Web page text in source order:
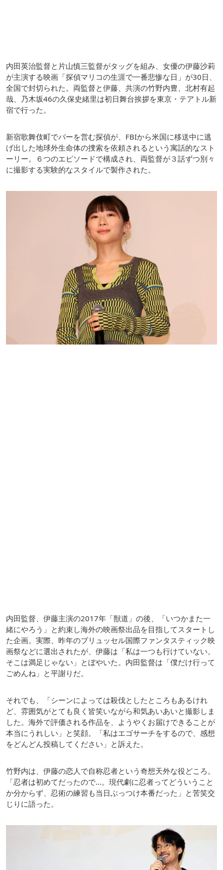
内田英治監督と片山慎三監督がタッグを組み、女優の伊藤沙莉
が主演する映画「探偵マリコの生涯で一番悲惨な日」が30日、
全国で封切られた。両監督と伊藤、共演の竹野内豊、北村有起
哉、乃木坂46の久保史緒里は初日舞台挨拶を東京・テアトル新
宿で行った。
新宿歌舞伎町でバーを営む探偵が、FBIから米国に移送中に逃
げ出した地球外生命体の捜索を依頼されるという寓話的なスト
ーリー。６つのエピソードで構成され、両監督が３話ずつ別々
に撮影する実験的なスタイルで製作された。
内田監督、伊藤主演の2017年「獣道」の後、「いつかまた一
緒にやろう」と約束し海外の映画祭出品を目指してスタートし
た企画。実際、昨年のブリュッセル国際ファンタスティック映
画祭などに選出されたが、伊藤は「私は一つも行けていない。
そこは満足じゃない」とぼやいた。内田監督は「僕だけ行って
ごめんね」と平謝りだ。
それでも、「シーンによっては殺伐としたところもあるけれ
ど、雰囲気がとても良く皆笑いながら和気あいあいと撮影しま
した。海外で評価される作品を、ようやくお届けできることが
本当にうれしい」と笑顔。「私はエゴサーチをするので、感想
をどんどん投稿してください」と訴えた。
竹野内は、伊藤の恋人で自称忍者という奇想天外な役どころ。
「忍者は初めてだったので…。現代劇に忍者ってどういうこと
か分からず、忍術の練習も当日ぶっつけ本番だった」と苦笑交
じりに語った。